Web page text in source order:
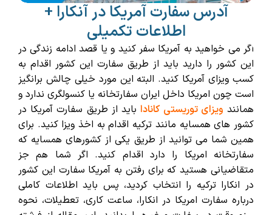
آدرس سفارت آمریکا در آنکارا +
اطلاعات تکمیلی
اگر می خواهید به آمریکا سفر کنید و یا قصد ادامه زندگی در
این کشور را دارید باید از طریق سفارت این کشور اقدام به
کسب ویزای آمریکا کنید. البته این مورد خیلی چالش برانگیز
است چون امریکا داخل ایران سفارتخانه یا کنسولگری ندارد و
همانند ویزای توریستی کاناداباید از طریق سفارت آمریکا در
کشور های همسایه مانند ترکیه اقدام به اخذ ویزا کنید. برای
همین شما می توانید از طریق یکی از کشورهای همسایه که
سفارتخانه امریکا را دارد اقدام کنید. اگر شما هم جز
متقاضیانی هستید که برای رفتن به آمریکا سفارت این کشور
در انکارا ترکیه را انتخاب کردید، پس باید اطلاعات کاملی
درباره سفارت امریکا در انکارا، ساعت کاری، تعطیلات، نحوه